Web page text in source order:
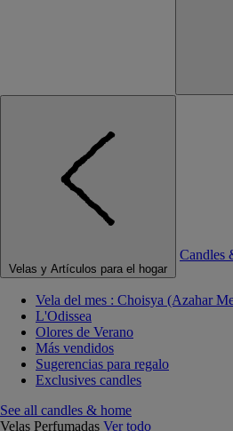
Velas y Artículos para el hogar
Candles
Vela del mes : Choisya (Azahar
L'Odissea
Olores de Verano
Más vendidos
Sugerencias para regalo
Exclusives candles
See all candles & home
Velas Perfumadas Ver todo